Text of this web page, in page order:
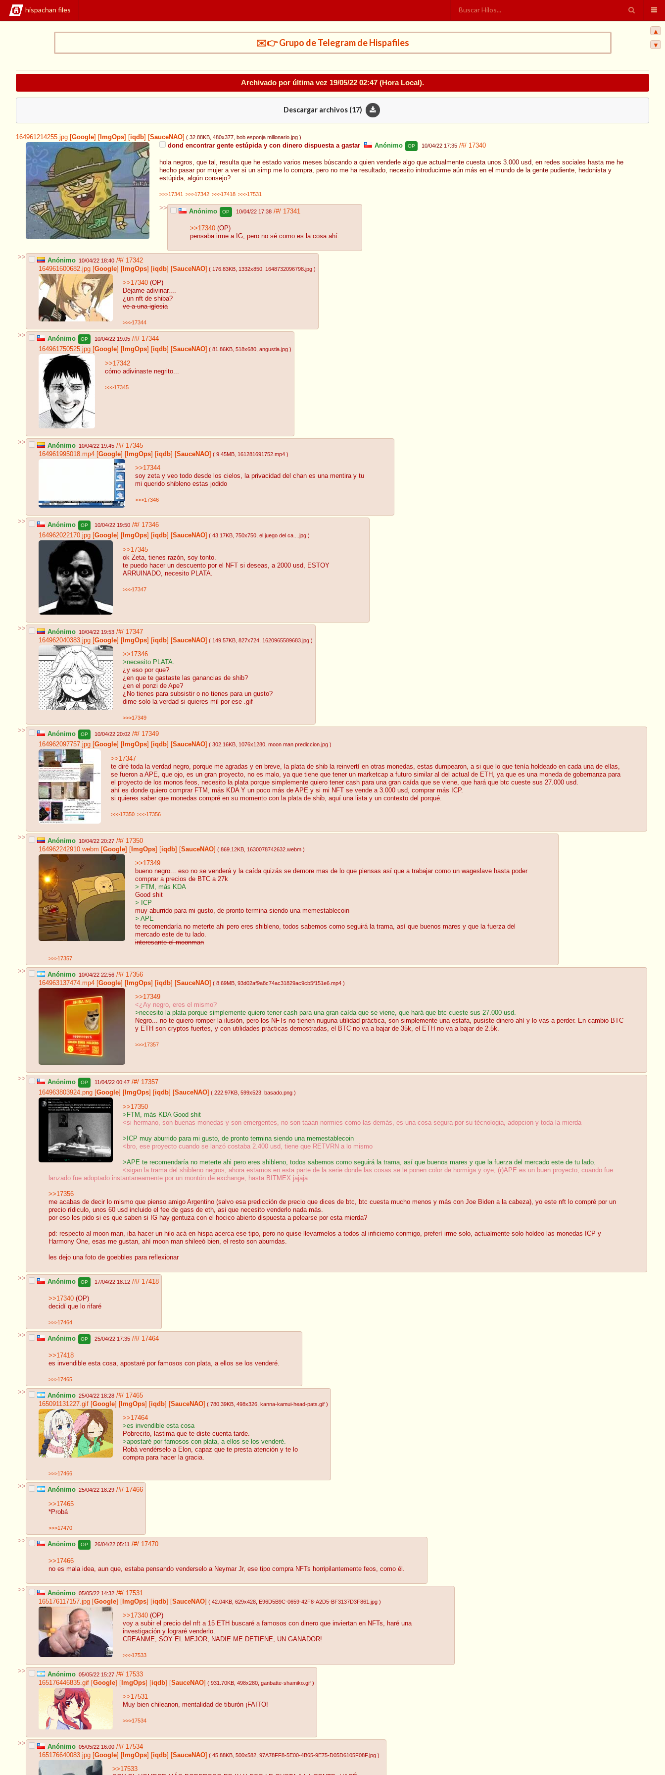
hispachan files
✉️👉 Grupo de Telegram de Hispafiles
Archivado por última vez 19/05/22 02:47 (Hora Local).
Descargar archivos (17)
164961214255.jpg Google ImgOps iqdb SauceNAO ( 32.88KB , 480x377 , bob esponja millonario.jpg )
dond encontrar gente estúpida y con dinero dispuesta a gastar Anónimo OP 10/04/22 17:35 /#/ 17340
hola negros, que tal, resulta que he estado varios meses búscando a quien venderle algo que actualmente cuesta unos 3.000 usd, en redes sociales hasta me he
hecho pasar por mujer a ver si un simp me lo compra, pero no me ha resultado, necesito introducirme aún más en el mundo de la gente pudiente, hedonista y
estúpida, algún consejo?
>>>17341 >>>17342 >>>17418 >>>17531
>> Anónimo OP 10/04/22 17:38 /#/ 17341
>>17340 (OP)
pensaba irme a IG, pero no sé como es la cosa ahí.
>> Anónimo 10/04/22 18:40 /#/ 17342
164961600682.jpg [Google] [ ImgOps] [iqdb] [SauceNAO] ( 176.83KB , 1332x850 , 1648732096798.jpg )
>>17340 (OP)
Déjame adivinar....
¿un nft de shiba?
ve a una iglesia
>>>17344
>> Anónimo OP 10/04/22 19:05 /#/ 17344
164961750525.jpg Google ImgOps iqdb SauceNAO ( 81.86KB , 518x680 , angustia.jpg )
>>17342
cómo adivinaste negrito...
>>>17345
>> Anónimo 10/04/22 19:45 /#/ 17345
164961995018.mp4 [Google] [ ImgOps] [iqdb] [SauceNAO] ( 9.45MB , 161281691752.mp4 )
>>17344
soy zeta y veo todo desde los cielos, la privacidad del chan es una mentira y tu
mi querido shibleno estas jodido
>>>17346
>> Anónimo OP 10/04/22 19:50 /#/ 17346
164962022170.jpg Google ImgOps iqdb SauceNAO ( 43.17KB , 750x750 , el juego del ca....jpg )
>>17345
ok Zeta, tienes razón, soy tonto.
te puedo hacer un descuento por el NFT si deseas, a 2000 usd, ESTOY
ARRUINADO, necesito PLATA.
>>>17347
>> Anónimo 10/04/22 19:53 /#/ 17347
164962040383.jpg [Google] [ ImgOps] [iqdb] [SauceNAO] ( 149.57KB , 827x724 , 1620965589683.jpg )
>>17346
>necesito PLATA.
¿y eso por que?
¿en que te gastaste las ganancias de shib?
¿en el ponzi de Ape?
¿No tienes para subsistir o no tienes para un gusto?
dime solo la verdad si quieres mil por ese .gif
>>>17349
>> Anónimo OP 10/04/22 20:02 /#/ 17349
164962097757.jpg Google ImgOps iqdb SauceNAO ( 302.16KB , 1076x1280 , moon man prediccion.jpg )
>>17347
te diré toda la verdad negro, porque me agradas y en breve, la plata de shib la reinvertí en otras monedas, estas dumpearon, a si que lo que tenía holdeado en cada una de ellas,
se fueron a APE, que ojo, es un gran proyecto, no es malo, ya que tiene que tener un marketcap a futuro similar al del actual de ETH, ya que es una moneda de gobernanza para
el proyecto de los monos feos, necesito la plata porque simplemente quiero tener cash para una gran caída que se viene, que hará que btc cueste sus 27.000 usd.
ahí es donde quiero comprar FTM, más KDA Y un poco más de APE y si mi NFT se vende a 3.000 usd, comprar más ICP.
si quieres saber que monedas compré en su momento con la plata de shib, aquí una lista y un contexto del porqué.
>>>17350 >>>17356
>> Anónimo 10/04/22 20:27 /#/ 17350
164962242910.webm [Google] [ ImgOps] [iqdb] [SauceNAO] ( 869.12KB , 1630078742632.webm )
>>17349
bueno negro... eso no se venderá y la caída quizás se demore mas de lo que piensas así que a trabajar como un wageslave hasta poder
comprar a precios de BTC a 27k
> FTM, más KDA
Good shit
> ICP
muy aburrido para mi gusto, de pronto termina siendo una memestablecoin
> APE
te recomendaría no meterte ahi pero eres shibleno, todos sabemos como seguirá la trama, así que buenos mares y que la fuerza del
mercado este de tu lado.
interesante el moonman
>>>17357
>> Anónimo 10/04/22 22:56 /#/ 17356
164963137474.mp4 [Google] [ ImgOps] [iqdb] [SauceNAO] ( 8.69MB , 93d02af9a8c74ac31829ac9cb5f151e6.mp4 )
>>17349
<¿Ay negro, eres el mismo?
>necesito la plata porque simplemente quiero tener cash para una gran caída que se viene, que hará que btc cueste sus 27.000 usd.
Negro... no te quiero romper la ilusión, pero los NFTs no tienen nuguna utilidad práctica, son simplemente una estafa, pusiste dinero ahí y lo vas a perder. En cambio BTC
y ETH son cryptos fuertes, y con utilidades prácticas demostradas, el BTC no va a bajar de 35k, el ETH no va a bajar de 2.5k.
>>>17357
>> Anónimo OP 11/04/22 00:47 /#/ 17357
164963803924.png Google ImgOps iqdb SauceNAO ( 222.97KB , 599x523 , basado.png )
>>17350
>FTM, más KDA Good shit
<si hermano, son buenas monedas y son emergentes, no son taaan normies como las demás, es una cosa segura por su técnologia, adopcion y toda la mierda
>ICP muy aburrido para mi gusto, de pronto termina siendo una memestablecoin
<bro, ese proyecto cuando se lanzó costaba 2.400 usd, tiene que RETVRN a lo mismo
>APE te recomendaría no meterte ahi pero eres shibleno, todos sabemos como seguirá la trama, así que buenos mares y que la fuerza del mercado este de tu lado.
<sigan la trama del shibleno negros, ahora estamos en esta parte de la serie donde las cosas se le ponen color de hormiga y oye, (r)APE es un buen proyecto, cuando fue
lanzado fue adoptado instantaneamente por un montón de exchange, hasta BITMEX jajaja
>>17356
me acabas de decir lo mismo que pienso amigo Argentino (salvo esa predicción de precio que dices de btc, btc cuesta mucho menos y más con Joe Biden a la cabeza), yo este nft lo compré por un
precio rídiculo, unos 60 usd incluido el fee de gass de eth, asi que necesito venderlo nada más.
por eso les pido si es que saben si IG hay gentuza con el hocico abierto dispuesta a pelearse por esta mierda?
pd: respecto al moon man, iba hacer un hilo acá en hispa acerca ese tipo, pero no quise llevarmelos a todos al inficierno conmigo, preferí irme solo, actualmente solo holdeo las monedas ICP y
Harmony One, esas me gustan, ahí moon man shileeó bien, el resto son aburridas.
les dejo una foto de goebbles para reflexionar
>> Anónimo OP 17/04/22 18:12 /#/ 17418
>>17340 (OP)
decidí que lo rifaré
>>>17464
>> Anónimo OP 25/04/22 17:35 /#/ 17464
>>17418
es invendible esta cosa, apostaré por famosos con plata, a ellos se los venderé.
>>>17465
>> Anónimo 25/04/22 18:28 /#/ 17465
165091131227.gif [Google] [ ImgOps] [iqdb] [SauceNAO] ( 780.39KB , 498x326 , kanna-kamui-head-pats.gif )
>>17464
>es invendible esta cosa
Pobrecito, lastima que te diste cuenta tarde.
>apostaré por famosos con plata, a ellos se los venderé.
Robá vendérselo a Elon, capaz que te presta atención y te lo
compra para hacer la gracia.
>>>17466
>> Anónimo 25/04/22 18:29 /#/ 17466
>>17465
*Probá
>>>17470
>> Anónimo OP 26/04/22 05:11 /#/ 17470
>>17466
no es mala idea, aun que, estaba pensando venderselo a Neymar Jr, ese tipo compra NFTs horripilantemente feos, como él.
>> Anónimo 05/05/22 14:32 /#/ 17531
165176117157.jpg [Google] [ ImgOps] [iqdb] [SauceNAO] ( 42.04KB , 629x428 , E96D5B9C-0659-42F8-A2D5-BF3137D3F861.jpg )
>>17340 (OP)
voy a subir el precio del nft a 15 ETH buscaré a famosos con dinero que inviertan en NFTs, haré una
investigación y lograré venderlo.
CREANME, SOY EL MEJOR, NADIE ME DETIENE, UN GANADOR!
>>>17533
>> Anónimo 05/05/22 15:27 /#/ 17533
165176446835.gif [Google] [ ImgOps] [iqdb] [SauceNAO] ( 931.70KB , 498x280 , ganbatte-shamiko.gif )
>>17531
Muy bien chileanon, mentalidad de tiburón ¡FAITO!
>>>17534
>> Anónimo 05/05/22 16:00 /#/ 17534
165176640083.jpg [Google] [ ImgOps] [iqdb] [SauceNAO] ( 45.88KB , 500x582 , 97A78FF8-5E00-4B65-9E75-D05D6105F08F.jpg )
>>17533
▲
▼